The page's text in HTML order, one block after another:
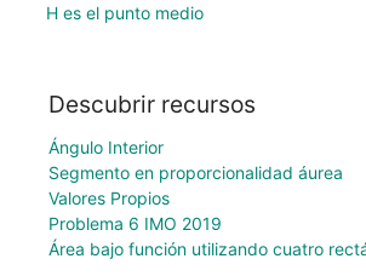
H es el punto medio
Descubrir recursos
Ángulo Interior
Segmento en proporcionalidad áurea
Valores Propios
Problema 6 IMO 2019
Área bajo función utilizando cuatro